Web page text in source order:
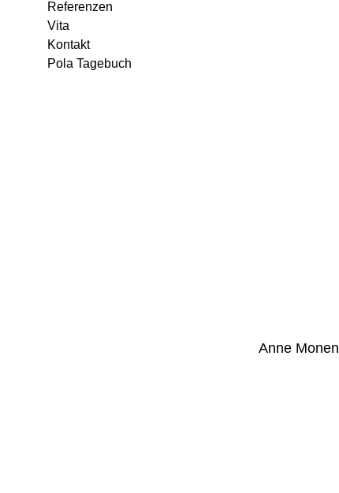
Referenzen
Vita
Kontakt
Pola Tagebuch
Anne Monen